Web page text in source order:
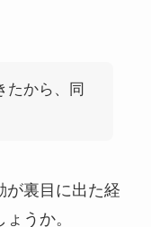
たから、同
が裏目に出た経
うか。